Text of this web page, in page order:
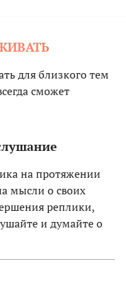
для близкого тем
сможет
на протяжении
мысли о своих
реплики,
и думайте о